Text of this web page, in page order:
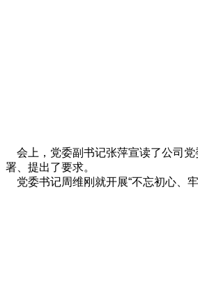
会上，党委副书记张萍宣读了公司党
署、提出了要求。
党委书记周维刚就开展“不忘初心、